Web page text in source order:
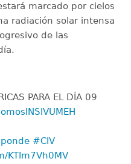
marcado por cielos
radiación solar intensa
de las
PARA EL DÍA 09
#CIV
KTIm7Vh0MV